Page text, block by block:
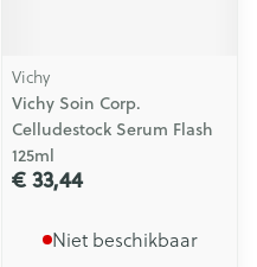
Vichy
Vichy Soin Corp.
Celludestock Serum Flash
125ml
€ 33,44
Niet beschikbaar